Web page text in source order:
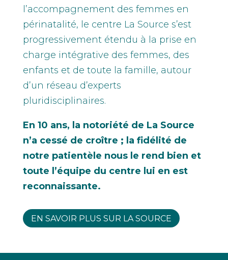
l’accompagnement des femmes en
périnatalité, le centre La Source s’est
progressivement étendu à la prise en
charge intégrative des femmes, des
enfants et de toute la famille, autour
d’un réseau d’experts
pluridisciplinaires.
En 10 ans, la notoriété de La Source
n’a cessé de croître ; la fidélité de
notre patientèle nous le rend bien et
toute l’équipe du centre lui en est
reconnaissante.
EN SAVOIR PLUS SUR LA SOURCE